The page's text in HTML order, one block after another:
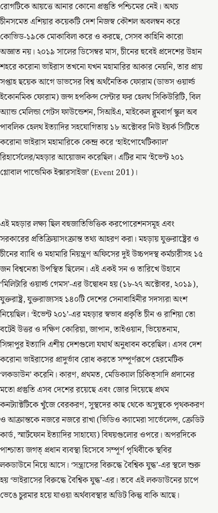
রোগটিকে আয়ত্তে আনার কোনো প্রস্তুতি পশ্চিমের নেই। অথচ
চীনসমেত এশিয়ার কয়েকটি দেশ নিজস্ব কৌশল অবলম্বন করে
কোভিড-১৯কে মোকাবিলা করে ও করছে, সেসব কাহিনি কারো
অজ্ঞাত নয়। ২০১৯ সালের ডিসেম্বর মাস, চীনের হুবেই প্রদেশের উহান
শহরে করোনা ভাইরাস তখনো যখন মহামারির আকার নেয়নি, তার প্রায়
সপ্তাহ ছয়েক আগে ডাভসের বিশ্ব অর্থনৈতিক ফোরাম (ডাভস ওয়ার্ল্ড
ইকোনমিক ফোরাম) জন্স হপকিন্স সেন্টার ফর হেলথ সিকিউরিটি, বিল
অ্যান্ড মেলিন্ডা গেটস ফাউন্ডেশন, সিআইএ, মাইকেল ব্লুমবার্গ স্কুল অব
পাবলিক হেলথ ইত্যাদির সহযোগিতায় ১৮ অক্টোবর নিউ ইয়র্ক সিটিতে
করোনা ভাইরাস মহামারিকে কেন্দ্র করে ‘হাইপোথেটিক্যাল’
রিহার্সেলের/মহড়ার আয়োজন করেছিল। এটির নাম ‘ইভেন্ট ২০১
গ্লোবাল পান্ডেমিক ইক্সারসাইজ’ (Event 201)।
এই মহড়ার লক্ষ্য ছিল বহুজাতিভিত্তিক করপোরেশনসমূহ এবং
সরকারের প্রতিক্রিয়াসংক্রান্ত তথ্য আহরণ করা। মহড়ায় যুক্তরাষ্ট্রের ও
চীনের ব্যাধি ও মহামারি নিয়ন্ত্রণ অফিসের দুই উচ্চপদস্থ কর্মচারীসহ ১৫
জন বিশ্বনেতা উপস্থিত ছিলেন। এই একই সন ও তারিখে উহানে
‘মিলিটারি ওয়ার্ল্ড গেমস’-এর উদ্বোধন হয় (১৮-২৭ অক্টোবর, ২০১৯),
যুক্তরাষ্ট্র, যুক্তরাজ্যসহ ১৪০টি দেশের সেনাবাহিনীর সদস্যরা অংশ
নিয়েছিল। ‘ইভেন্ট ২০১’-এর মহড়ার স্বভাব প্রকৃতি চীন ও রাশিয়া তো
বটেই উত্তর ও দক্ষিণ কোরিয়া, জাপান, তাইওয়ান, ভিয়েতনাম,
সিঙ্গাপুর ইত্যাদি এশীয় দেশগুলো যথার্থ অনুধাবন করেছিল। এসব দেশ
করোনা ভাইরাসের প্রাদুর্ভাব রোধ করতে সম্পূর্ণরূপে হেরমেটিক
‘লকডাউন’ করেনি। কারণ, প্রথমত, মেডিক্যাল চিকিত্সাদি প্রদানের
মতো প্রস্তুতি এসব দেশের রয়েছে এবং জোর দিয়েছে প্রথম
কনট্যাক্টটিকে খুঁজে বেরকরণ, সুস্থদের কাছ থেকে অসুস্থকে পৃথককরণ
ও আক্রান্তকে নজরে নজরে রাখা (ভিডিও ক্যামেরা সার্ভেলেন্স, ক্রেডিট
কার্ড, স্মার্টফোন ইত্যাদির সাহায্যে) বিষয়গুলোর ওপরে। অপরদিকে
পাশ্চাত্য জগত্ প্রধান ব্যবস্থা হিসেবে সম্পূর্ণ পৃথিবীকে স্থবির
লকডাউনে নিয়ে আসে। ‘সন্ত্রাসের বিরুদ্ধে বৈশ্বিক যুদ্ধ’-এর স্থলে শুরু
হয় ‘ভাইরাসের বিরুদ্ধে বৈশ্বিক যুদ্ধ’-এর। তবে এই লকডাউনের চাপে
ভেঙে চুরমার হয়ে যাওয়া অর্থব্যবস্থার অডিট কিন্তু বাকি আছে।